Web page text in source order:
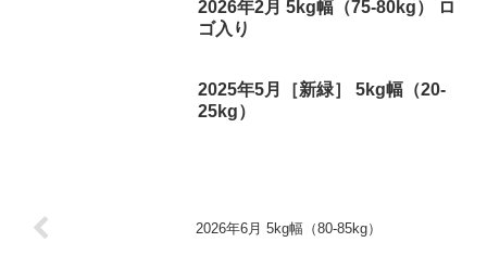
2026年2月 5kg幅（75-80kg） ロ
ゴ入り
2025年5月［新緑］ 5kg幅（20-
25kg）
2026年6月 5kg幅（80-85kg）